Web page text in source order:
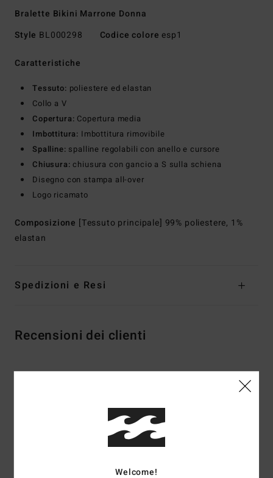
Bralette Bikini Marrone Donna
Style BL000298 Codice colore esp1
Caratteristiche
Tessuto: poliestere ed elastan
Collo a V
Copertura: Copertura media
Imbottitura: Imbottitura rimovibile
Spalline: spalline regolabili con anello e cursore
Chiusura:chiusura con gancio a S sulla schiena
Disegno con stampa all-over
Logo ricamato
Composizione [Tessuto principale] 99% poliestere, 1%
elastan
Spedizioni e Resi
Recensioni dei clienti
5.0/5
Welcome!